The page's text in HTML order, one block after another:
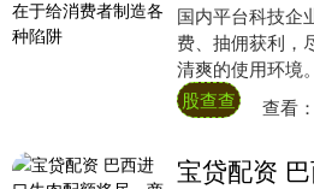
国内平台科技企
费、抽佣获利，
清爽的使用环境
优势，直接向消
尤其是....
股查查 查看：